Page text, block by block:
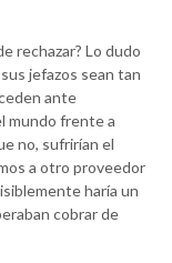
rechazar? Lo dudo
jefazos sean tan
ante
mundo frente a
no, sufrirían el
a otro proveedor
haría un
cobrar de